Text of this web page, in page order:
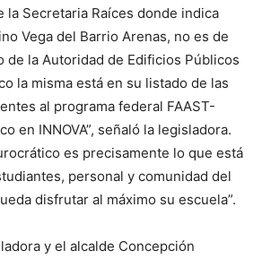
la Secretaria Raíces donde indica
Vega del Barrio Arenas, no es de
de la Autoridad de Edificios Públicos
la misma está en su listado de las
al programa federal FAAST-
en INNOVA”, señaló la legisladora.
es precisamente lo que está
personal y comunidad del
disfrutar al máximo su escuela”.
y el alcalde Concepción